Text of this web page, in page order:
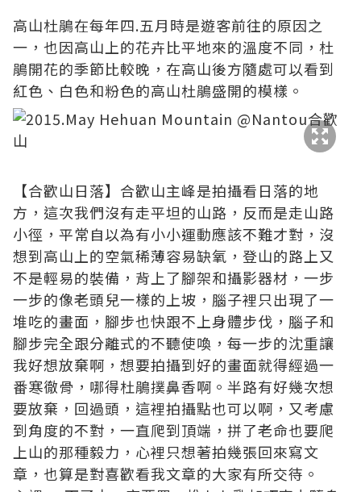
高山杜鵑在每年四.五月時是遊客前往的原因之
一，也因高山上的花卉比平地來的溫度不同，杜
鵑開花的季節比較晚，在高山後方隨處可以看到
紅色、白色和粉色的高山杜鵑盛開的模樣。
【合歡山日落】合歡山主峰是拍攝看日落的地
方，這次我們沒有走平坦的山路，反而是走山路
小徑，平常自以為有小小運動應該不難才對，沒
想到高山上的空氣稀薄容易缺氧，登山的路上又
不是輕易的裝備，背上了腳架和攝影器材，一步
一步的像老頭兒一樣的上坡，腦子裡只出現了一
堆吃的畫面，腳步也快跟不上身體步伐，腦子和
腳步完全跟分離式的不聽使喚，每一步的沈重讓
我好想放棄啊，想要拍攝到好的畫面就得經過一
番寒徹骨，哪得杜鵑撲鼻香啊。半路有好幾次想
要放棄，回過頭，這裡拍攝點也可以啊，又考慮
到角度的不對，一直爬到頂端，拼了老命也要爬
上山的那種毅力，心裡只想著拍幾張回來寫文
章，也算是對喜歡看我文章的大家有所交待。